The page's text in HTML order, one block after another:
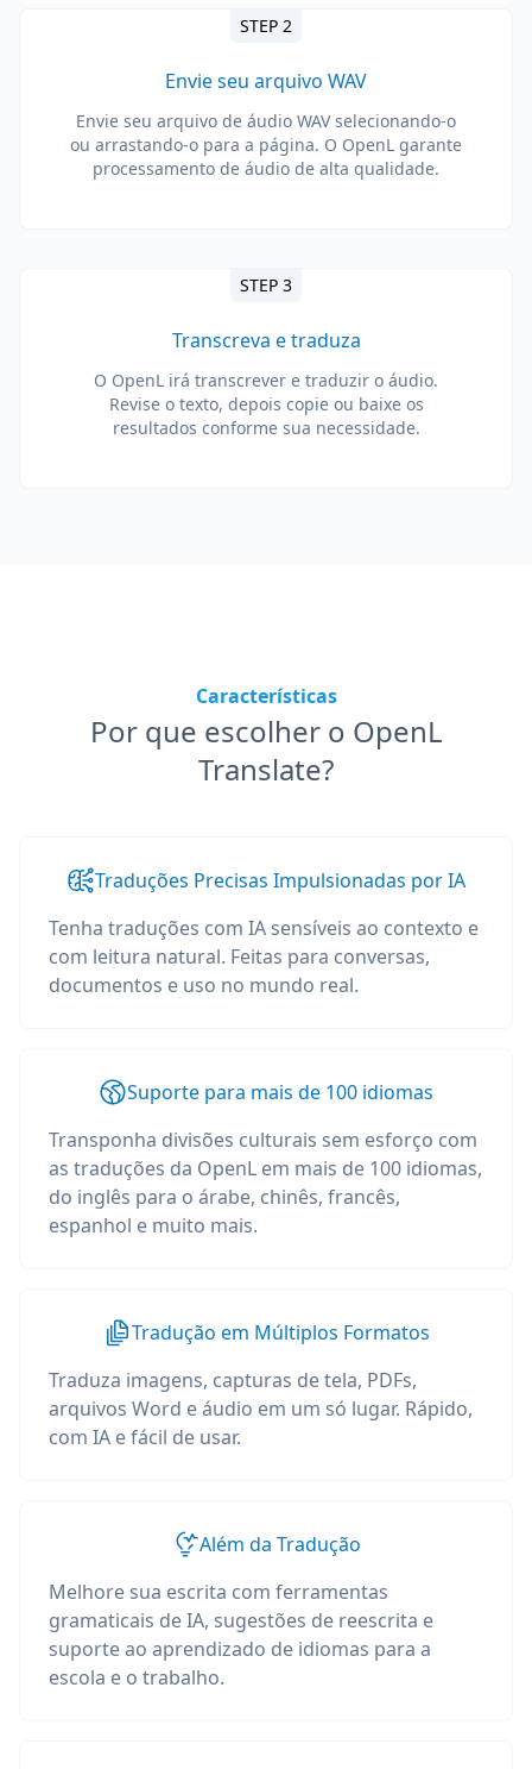
STEP 2
Envie seu arquivo WAV
Envie seu arquivo de áudio WAV selecionando-o
ou arrastando-o para a página. O OpenL garante
processamento de áudio de alta qualidade.
STEP 3
Transcreva e traduza
O OpenL irá transcrever e traduzir o áudio.
Revise o texto, depois copie ou baixe os
resultados conforme sua necessidade.
Características
Por que escolher o OpenL
Translate?
Traduções Precisas Impulsionadas por IA
Tenha traduções com IA sensíveis ao contexto e
com leitura natural. Feitas para conversas,
documentos e uso no mundo real.
Suporte para mais de 100 idiomas
Transponha divisões culturais sem esforço com
as traduções da OpenL em mais de 100 idiomas,
do inglês para o árabe, chinês, francês,
espanhol e muito mais.
Tradução em Múltiplos Formatos
Traduza imagens, capturas de tela, PDFs,
arquivos Word e áudio em um só lugar. Rápido,
com IA e fácil de usar.
Além da Tradução
Melhore sua escrita com ferramentas
gramaticais de IA, sugestões de reescrita e
suporte ao aprendizado de idiomas para a
escola e o trabalho.